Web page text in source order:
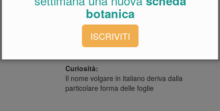
Terreno:
Sciolto e ricco di sostanze nutritive
Potatura:
Curiosità:
Il nome volgare in italiano deriva dalla
particolare forma delle foglie
botanica
ISCRIVITI